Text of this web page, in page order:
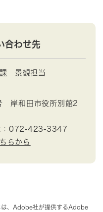
合わせ先
景観担当
岸和田市役所別館2
：072-423-3347
らから
は、Adobe社が提供するAdobe